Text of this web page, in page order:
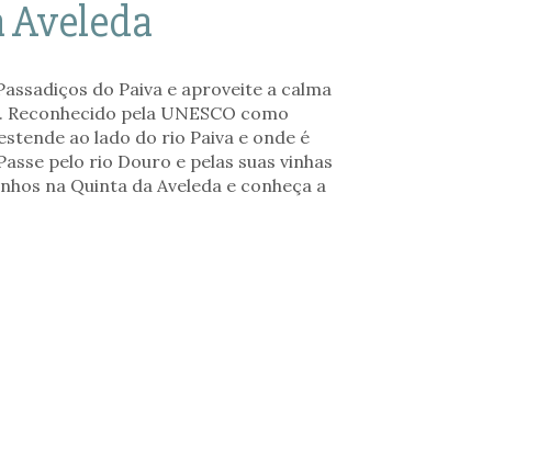
Aveleda
do Paiva e aproveite a calma
pela UNESCO como
ao lado do rio Paiva e onde é
pelo rio Douro e pelas suas vinhas
na Quinta da Aveleda e conheça a